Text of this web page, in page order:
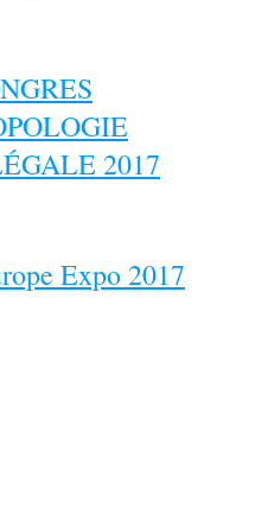
2017
Expo 2017